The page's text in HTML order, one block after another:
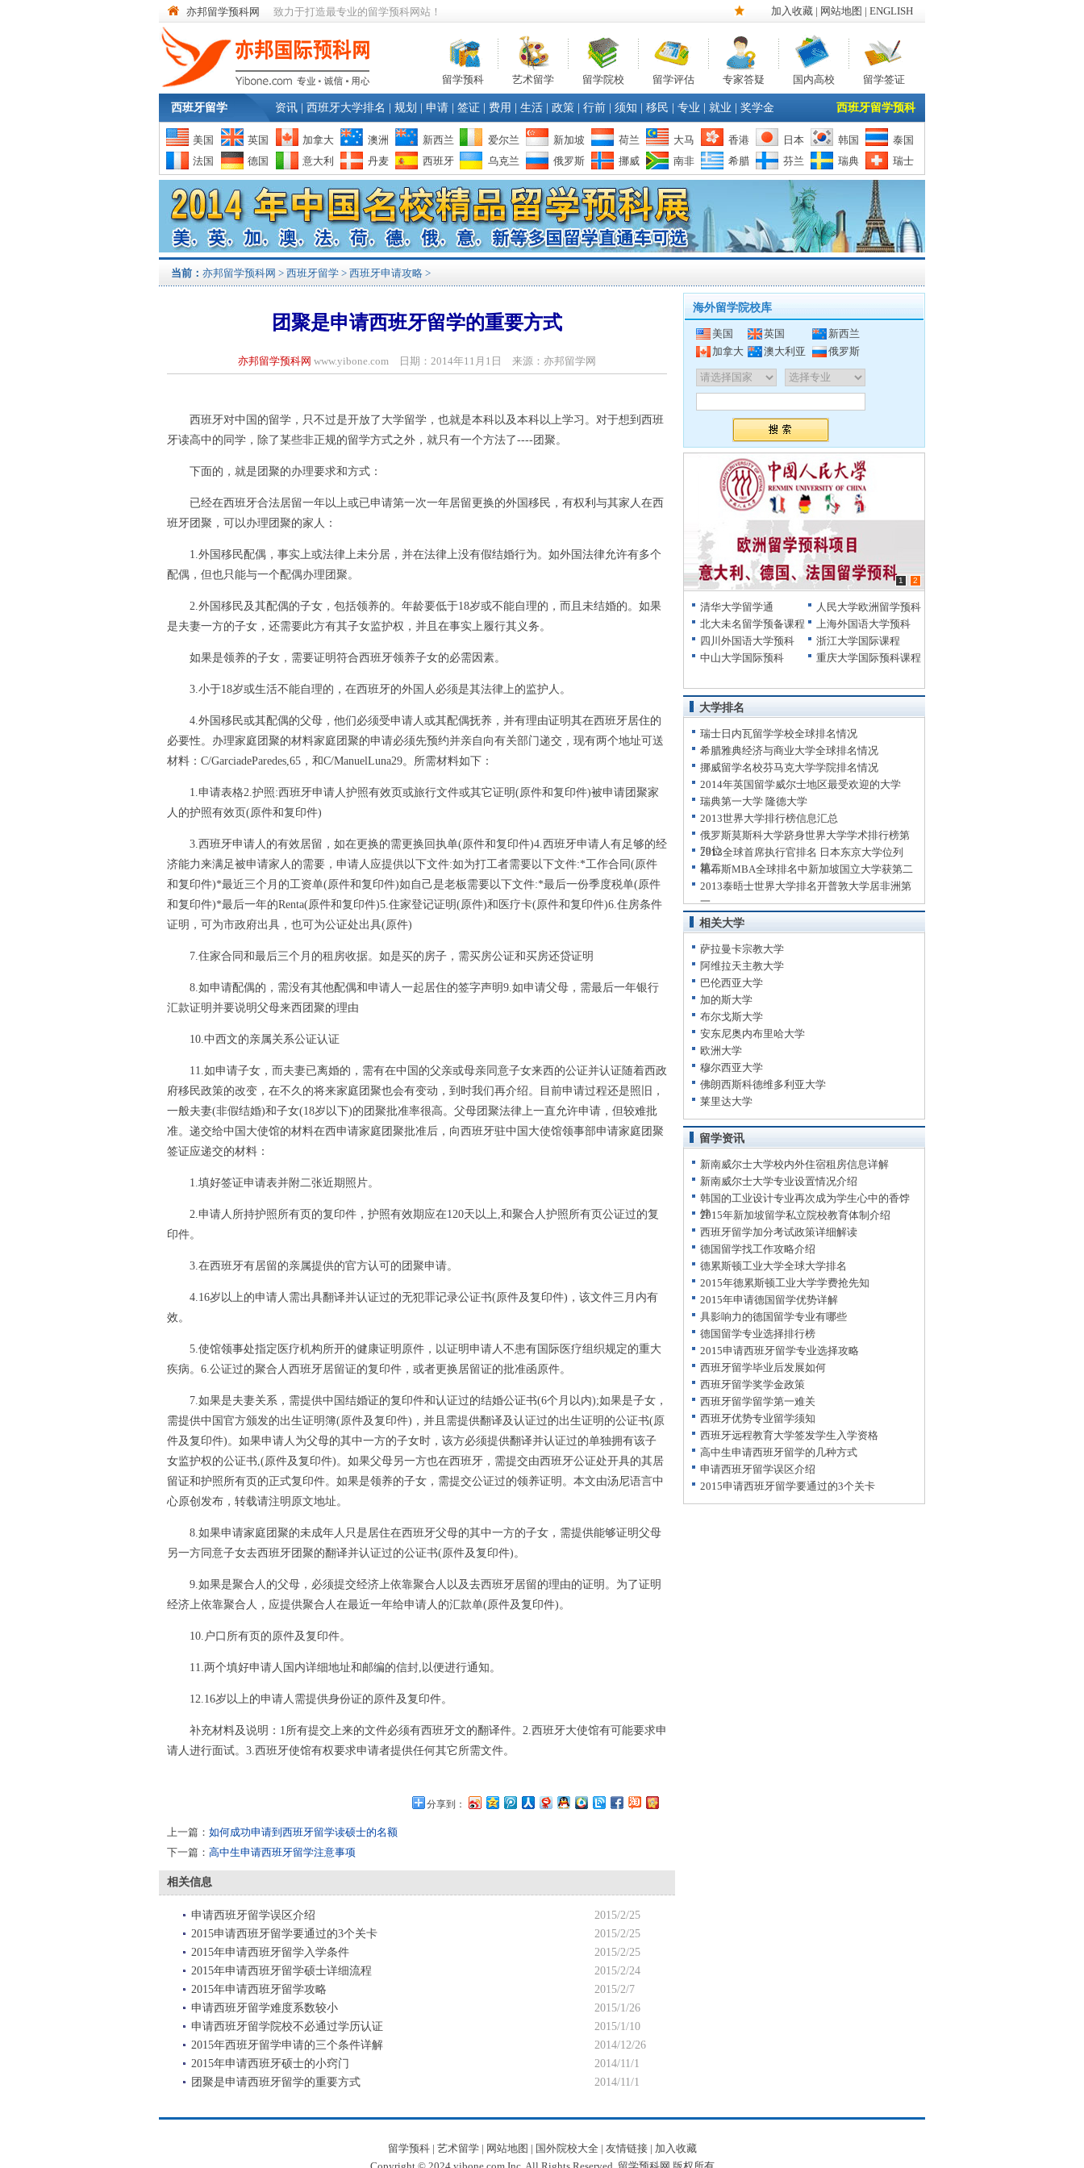
亦邦留学预科网 致力于打造最专业的留学预科网站！ 加入收藏 | 网站地图 | ENGLISH
留学预科 艺术留学 留学院校 留学评估 专家答疑 国内高校 留学签证
西班牙留学 资讯 西班牙大学排名 规划 申请 签证 费用 生活 政策 行前 须知 移民 专业 就业 奖学金 西班牙留学预科
美国 英国 加拿大 澳洲 新西兰 爱尔兰 新加坡 荷兰 大马 香港 日本 韩国
泰国
法国
德国 意大利 丹麦 西班牙 乌克兰 俄罗斯 挪威 南非 希腊 芬兰 瑞典 瑞士
当前： 亦邦留学预科网 > 西班牙留学 > 西班牙申请攻略 >
团聚是申请西班牙留学的重要方式
亦邦留学预科网 www.yibone.com 日期：2014年11月1日 来源：亦邦留学网
西班牙对中国的留学，只不过是开放了大学留学，也就是本科以及本科以上学习。对于想到西班
牙读高中的同学，除了某些非正规的留学方式之外，就只有一个方法了----团聚。
下面的，就是团聚的办理要求和方式：
已经在西班牙合法居留一年以上或已申请第一次一年居留更换的外国移民，有权利与其家人在西
班牙团聚，可以办理团聚的家人：
1.外国移民配偶，事实上或法律上未分居，并在法律上没有假结婚行为。如外国法律允许有多个
配偶，但也只能与一个配偶办理团聚。
2.外国移民及其配偶的子女，包括领养的。年龄要低于18岁或不能自理的，而且未结婚的。如果
是夫妻一方的子女，还需要此方有其子女监护权，并且在事实上履行其义务。
如果是领养的子女，需要证明符合西班牙领养子女的必需因素。
3.小于18岁或生活不能自理的，在西班牙的外国人必须是其法律上的监护人。
4.外国移民或其配偶的父母，他们必须受申请人或其配偶抚养，并有理由证明其在西班牙居住的
必要性。办理家庭团聚的材料家庭团聚的申请必须先预约并亲自向有关部门递交，现有两个地址可送
材料：C/GarciadeParedes,65，和C/ManuelLuna29。所需材料如下：
1.申请表格2.护照:西班牙申请人护照有效页或旅行文件或其它证明(原件和复印件)被申请团聚家
人的护照有效页(原件和复印件)
3.西班牙申请人的有效居留，如在更换的需更换回执单(原件和复印件)4.西班牙申请人有足够的经
济能力来满足被申请家人的需要，申请人应提供以下文件:如为打工者需要以下文件:*工作合同(原件
和复印件)*最近三个月的工资单(原件和复印件)如自己是老板需要以下文件:*最后一份季度税单(原件
和复印件)*最后一年的Renta(原件和复印件)5.住家登记证明(原件)和医疗卡(原件和复印件)6.住房条件
证明，可为市政府出具，也可为公证处出具(原件)
7.住家合同和最后三个月的租房收据。如是买的房子，需买房公证和买房还贷证明
8.如申请配偶的，需没有其他配偶和申请人一起居住的签字声明9.如申请父母，需最后一年银行
汇款证明并要说明父母来西团聚的理由
10.中西文的亲属关系公证认证
11.如申请子女，而夫妻已离婚的，需有在中国的父亲或母亲同意子女来西的公证并认证随着西政
府移民政策的改变，在不久的将来家庭团聚也会有变动，到时我们再介绍。目前申请过程还是照旧，
一般夫妻(非假结婚)和子女(18岁以下)的团聚批准率很高。父母团聚法律上一直允许申请，但较难批
准。递交给中国大使馆的材料在西申请家庭团聚批准后，向西班牙驻中国大使馆领事部申请家庭团聚
签证应递交的材料：
1.填好签证申请表并附二张近期照片。
2.申请人所持护照所有页的复印件，护照有效期应在120天以上,和聚合人护照所有页公证过的复
印件。
3.在西班牙有居留的亲属提供的官方认可的团聚申请。
4.16岁以上的申请人需出具翻译并认证过的无犯罪记录公证书(原件及复印件)，该文件三月内有
效。
5.使馆领事处指定医疗机构所开的健康证明原件，以证明申请人不患有国际医疗组织规定的重大
疾病。6.公证过的聚合人西班牙居留证的复印件，或者更换居留证的批准函原件。
7.如果是夫妻关系，需提供中国结婚证的复印件和认证过的结婚公证书(6个月以内);如果是子女，
需提供中国官方颁发的出生证明簿(原件及复印件)，并且需提供翻译及认证过的出生证明的公证书(原
件及复印件)。如果申请人为父母的其中一方的子女时，该方必须提供翻译并认证过的单独拥有该子
女监护权的公证书,(原件及复印件)。如果父母另一方也在西班牙，需提交由西班牙公证处开具的其居
留证和护照所有页的正式复印件。如果是领养的子女，需提交公证过的领养证明。本文由汤尼语言中
心原创发布，转载请注明原文地址。
8.如果申请家庭团聚的未成年人只是居住在西班牙父母的其中一方的子女，需提供能够证明父母
另一方同意子女去西班牙团聚的翻译并认证过的公证书(原件及复印件)。
9.如果是聚合人的父母，必须提交经济上依靠聚合人以及去西班牙居留的理由的证明。为了证明
经济上依靠聚合人，应提供聚合人在最近一年给申请人的汇款单(原件及复印件)。
10.户口所有页的原件及复印件。
11.两个填好申请人国内详细地址和邮编的信封,以便进行通知。
12.16岁以上的申请人需提供身份证的原件及复印件。
补充材料及说明：1所有提交上来的文件必须有西班牙文的翻译件。2.西班牙大使馆有可能要求申
请人进行面试。3.西班牙使馆有权要求申请者提供任何其它所需文件。
分享到：
上一篇： 如何成功申请到西班牙留学读硕士的名额
下一篇： 高中生申请西班牙留学注意事项
相关信息
2015/2/25
申请西班牙留学误区介绍
2015/2/25
2015申请西班牙留学要通过的3个关卡
2015/2/25
2015年申请西班牙留学入学条件
2015/2/24
2015年申请西班牙留学硕士详细流程
2015/2/7
2015年申请西班牙留学攻略
2015/1/26
申请西班牙留学难度系数较小
2015/1/10
申请西班牙留学院校不必通过学历认证
2014/12/26
2015年西班牙留学申请的三个条件详解
2014/11/1
2015年申请西班牙硕士的小窍门
2014/11/1
团聚是申请西班牙留学的重要方式
海外留学院校库
美国 英国
新西兰
加拿大
澳大利亚 俄罗斯
1 2
清华大学留学通
人民大学欧洲留学预科
北大未名留学预备课程
上海外国语大学预科
四川外国语大学预科
浙江大学国际课程
中山大学国际预科
重庆大学国际预科课程
大学排名
瑞士日内瓦留学学校全球排名情况
希腊雅典经济与商业大学全球排名情况
挪威留学名校芬马克大学学院排名情况
2014年英国留学威尔士地区最受欢迎的大学
瑞典第一大学 隆德大学
2013世界大学排行榜信息汇总
俄罗斯莫斯科大学跻身世界大学学术排行榜第
79位
2013全球首席执行官排名 日本东京大学位列
第二
福布斯MBA全球排名中新加坡国立大学获第二
2013泰晤士世界大学排名开普敦大学居非洲第
一
相关大学
萨拉曼卡宗教大学
阿维拉天主教大学
巴伦西亚大学
加的斯大学
布尔戈斯大学
安东尼奥内布里哈大学
欧洲大学
穆尔西亚大学
佛朗西斯科德维多利亚大学
莱里达大学
留学资讯
新南威尔士大学校内外住宿租房信息详解
新南威尔士大学专业设置情况介绍
韩国的工业设计专业再次成为学生心中的香饽
饽
2015年新加坡留学私立院校教育体制介绍
西班牙留学加分考试政策详细解读
德国留学找工作攻略介绍
德累斯顿工业大学全球大学排名
2015年德累斯顿工业大学学费抢先知
2015年申请德国留学优势详解
具影响力的德国留学专业有哪些
德国留学专业选择排行榜
2015申请西班牙留学专业选择攻略
西班牙留学毕业后发展如何
西班牙留学奖学金政策
西班牙留学留学第一难关
西班牙优势专业留学须知
西班牙远程教育大学签发学生入学资格
高中生申请西班牙留学的几种方式
申请西班牙留学误区介绍
2015申请西班牙留学要通过的3个关卡
留学预科| 艺术留学| 网站地图 | 国外院校大全| 友情链接| 加入收藏